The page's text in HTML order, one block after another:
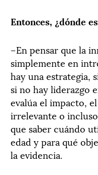
Entonces, ¿dónde
–En pensar que la
simplemente en
hay una estrategia,
si no hay liderazgo
evalúa el impacto,
irrelevante o
que saber cuándo
edad y para qué
la evidencia.